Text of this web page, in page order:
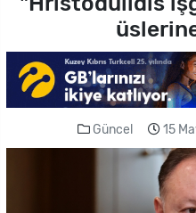
Güncel 15